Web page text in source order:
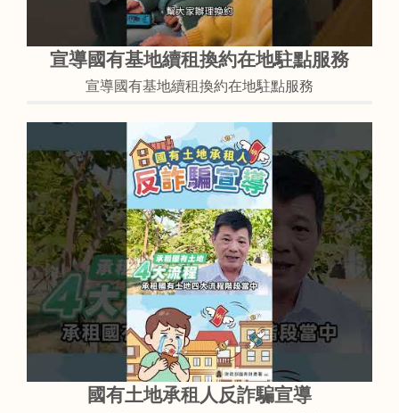
宣導國有基地續租換約在地駐點服務
宣導國有基地續租換約在地駐點服務
國有土地承租人反詐騙宣導